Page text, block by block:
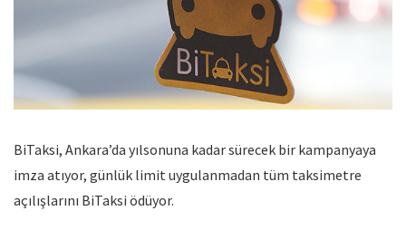
BiTaksi, Ankara’da yılsonuna kadar sürecek bir kampanyaya
imza atıyor, günlük limit uygulanmadan tüm taksimetre
açılışlarını BiTaksi ödüyor.